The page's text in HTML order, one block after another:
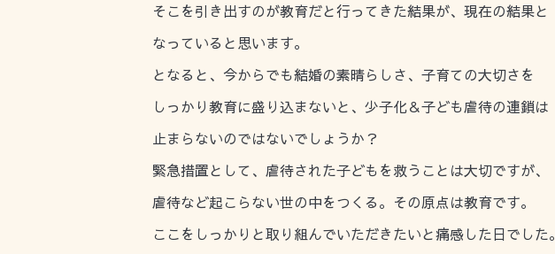
そこを引き出すのが教育だと行ってきた結果が、現在の結果と
なっていると思います。
となると、今からでも結婚の素晴らしさ、子育ての大切さを
しっかり教育に盛り込まないと、少子化＆子ども虐待の連鎖は
止まらないのではないでしょうか？
緊急措置として、虐待された子どもを救うことは大切ですが、
虐待など起こらない世の中をつくる。その原点は教育です。
ここをしっかりと取り組んでいただきたいと痛感した日でした。